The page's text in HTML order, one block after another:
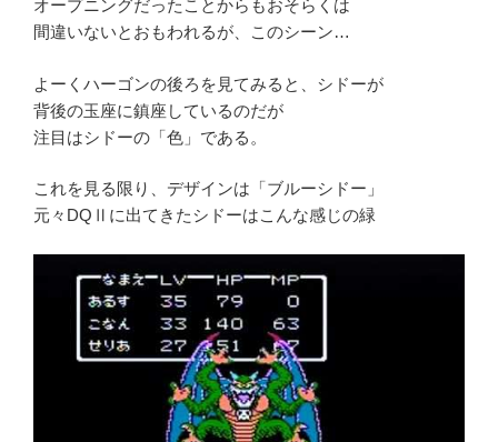
オープニングだったことからもおそらくは
間違いないとおもわれるが、このシーン…
よーくハーゴンの後ろを見てみると、シドーが
背後の玉座に鎮座しているのだが
注目はシドーの「色」である。
これを見る限り、デザインは「ブルーシドー」
元々DQⅡに出てきたシドーはこんな感じの緑